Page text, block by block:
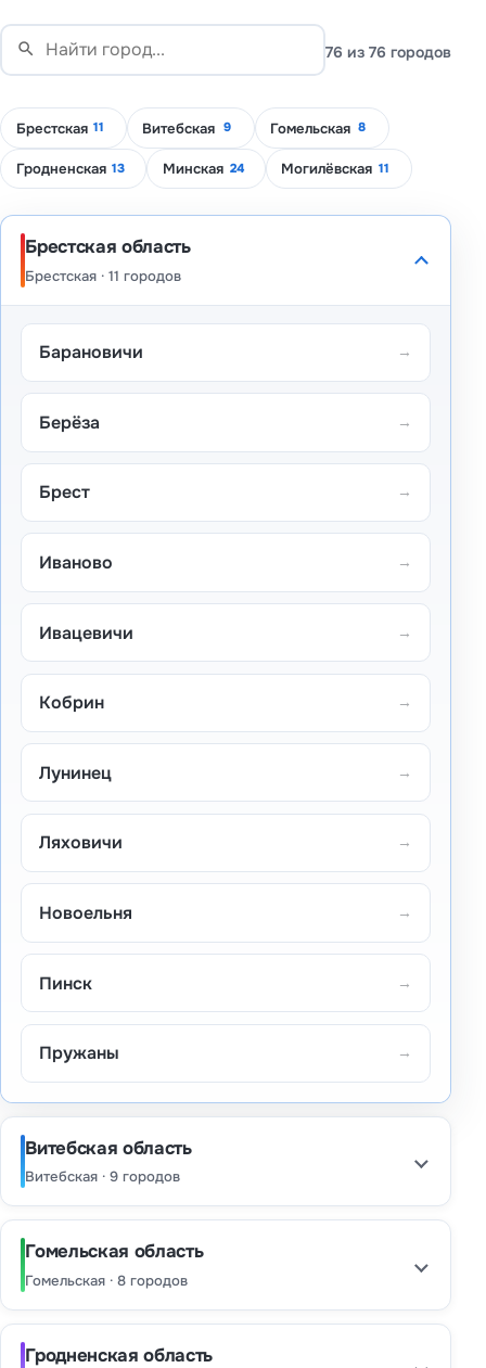
Поиск
города
76 из 76 городов
Брестская 11 Витебская 9 Гомельская 8
Гродненская 13 Минская 24 Могилёвская 11
Брестская область
Брестская · 11 городов
Барановичи →
Берёза →
Брест →
Иваново →
Ивацевичи →
Кобрин →
Лунинец →
Ляховичи →
Новоельня →
Пинск →
Пружаны →
Витебская область
Витебская · 9 городов
Гомельская область
Гомельская · 8 городов
Гродненская область